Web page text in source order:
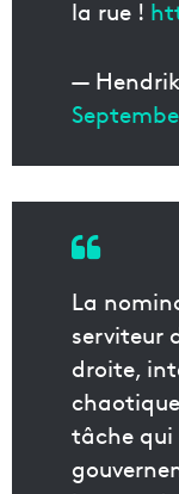
la rue !
—
La
serviteur
droite,
tâche qui